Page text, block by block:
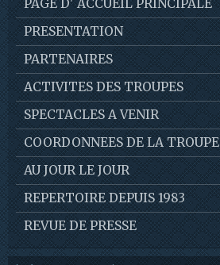
PAGE D' ACCUEIL PRINCIPALE
PRESENTATION
PARTENAIRES
ACTIVITES DES TROUPES
SPECTACLES A VENIR
COORDONNEES DE LA TROUPE
AU JOUR LE JOUR
REPERTOIRE DEPUIS 1983
REVUE DE PRESSE